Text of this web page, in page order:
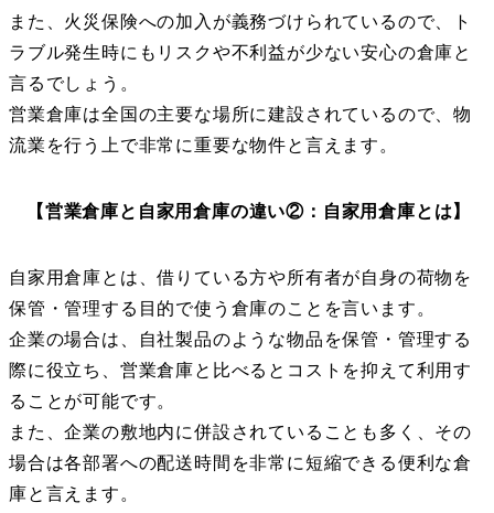
また、火災保険への加入が義務づけられているので、ト
ラブル発生時にもリスクや不利益が少ない安心の倉庫と
言るでしょう。
営業倉庫は全国の主要な場所に建設されているので、物
流業を行う上で非常に重要な物件と言えます。
【営業倉庫と自家用倉庫の違い②：自家用倉庫とは】
自家用倉庫とは、借りている方や所有者が自身の荷物を
保管・管理する目的で使う倉庫のことを言います。
企業の場合は、自社製品のような物品を保管・管理する
際に役立ち、営業倉庫と比べるとコストを抑えて利用す
ることが可能です。
また、企業の敷地内に併設されていることも多く、その
場合は各部署への配送時間を非常に短縮できる便利な倉
庫と言えます。